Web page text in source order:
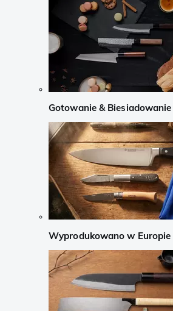
Gotowanie & Biesiadowanie
Wyprodukowano w Europie